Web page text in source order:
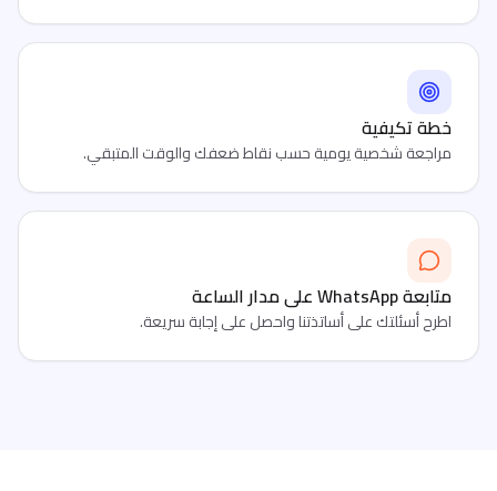
خطة تكيفية
مراجعة شخصية يومية حسب نقاط ضعفك والوقت المتبقي.
متابعة WhatsApp على مدار الساعة
اطرح أسئلتك على أساتذتنا واحصل على إجابة سريعة.